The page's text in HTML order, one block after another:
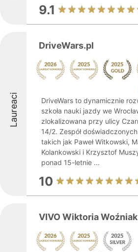
9.1
Laureaci
DriveWars.pl
DriveWars to dynamicznie
szkoła nauki jazdy we
zlokalizowana przy ulicy
14/2. Zespół
takich jak Paweł Witkowski,
Kolankowski i Krzysztof
ponad 15-letnie ...
10
VIVO Wiktoria Woźniak